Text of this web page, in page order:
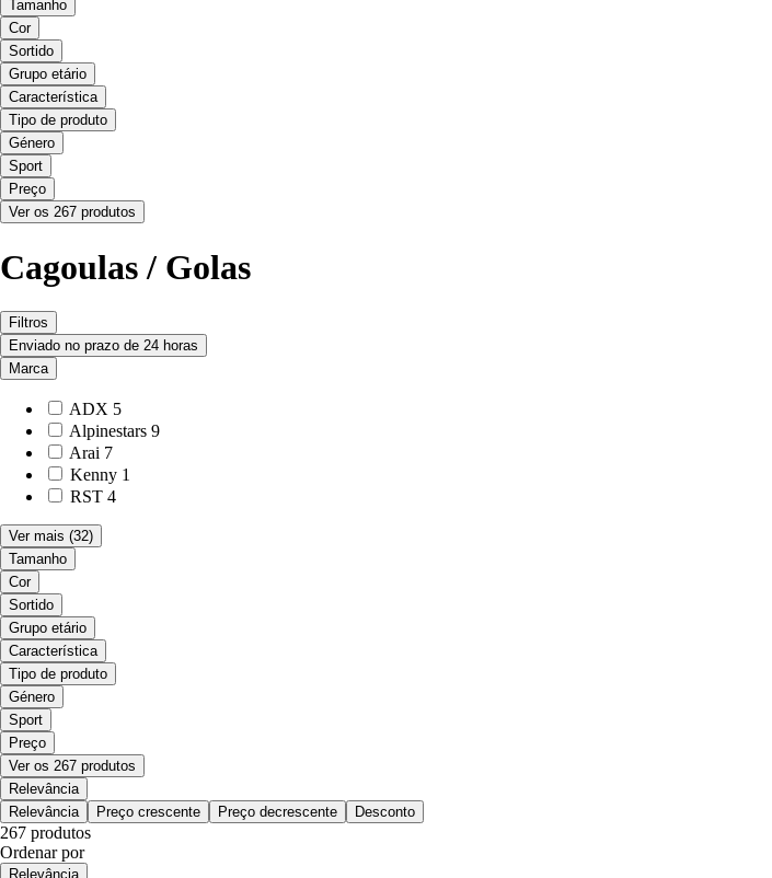
Tamanho
Cor
Sortido
Grupo etário
Característica
Tipo de produto
Género
Sport
Preço
Ver os 267 produtos
Cagoulas / Golas
Filtros
Enviado no prazo de 24 horas
Marca
ADX 5
Alpinestars 9
Arai 7
Kenny 1
RST 4
Ver mais (32)
Tamanho
Cor
Sortido
Grupo etário
Característica
Tipo de produto
Género
Sport
Preço
Ver os 267 produtos
Relevância
Relevância
Preço crescente Preço decrescente Desconto
267 produtos
Ordenar por
Relevância